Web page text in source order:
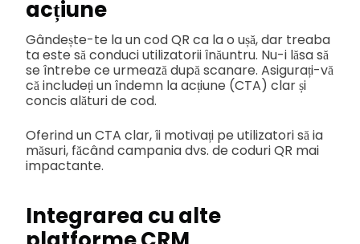
acțiune
Gândește-te la un cod QR ca la o ușă, dar treaba
ta este să conduci utilizatorii înăuntru. Nu-i lăsa să
se întrebe ce urmează după scanare. Asigurați-vă
că includeți un îndemn la acțiune (CTA) clar și
concis alături de cod.
Oferind un CTA clar, îi motivați pe utilizatori să ia
măsuri, făcând campania dvs. de coduri QR mai
impactante.
Integrarea cu alte